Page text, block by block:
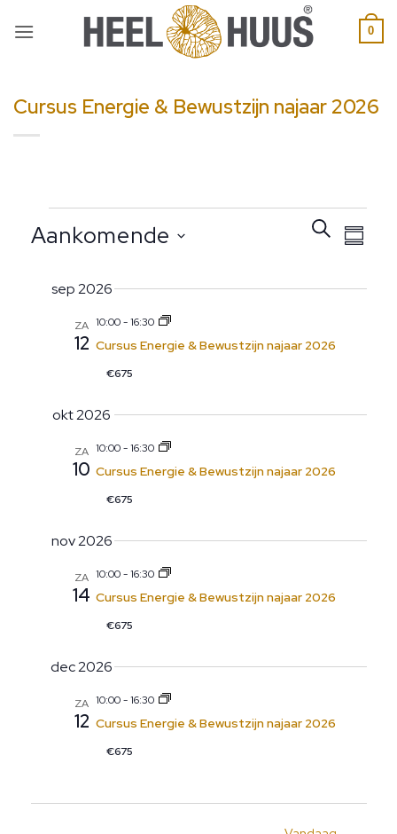
0
Cursus Energie & Bewustzijn najaar 2026
Zoeken
weergeven
ZOEKEN
Aankomende
datum
sep 2026
ZA
12
10:00-16:30
Cursus Energie & Bewustzijn najaar 2026
€675
okt 2026
ZA
10
10:00-16:30
Cursus Energie & Bewustzijn najaar 2026
€675
nov 2026
ZA
14
10:00-16:30
Cursus Energie & Bewustzijn najaar 2026
€675
dec 2026
ZA
12
10:00-16:30
Cursus Energie & Bewustzijn najaar 2026
€675